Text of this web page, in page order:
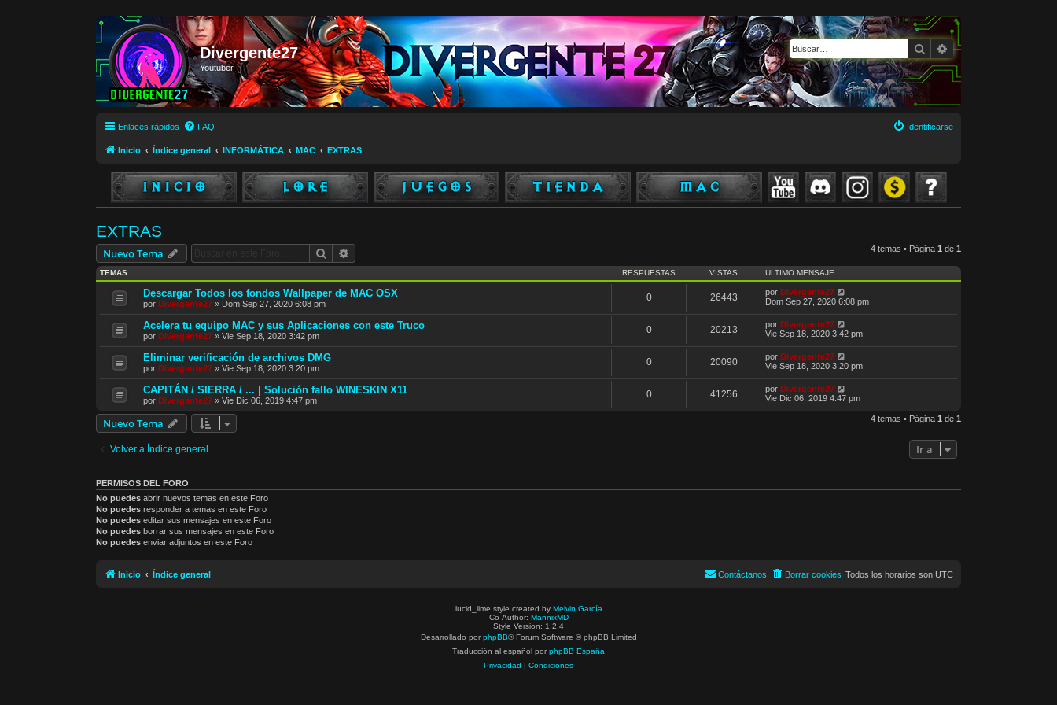
Divergente27
Youtuber
BuscarBúsqueda avanzada
Enlaces rápidos FAQ Identificarse
Inicio Índice general INFORMÁTICA MAC EXTRAS
EXTRAS
Nuevo Tema Buscar 4 temas • Página 1 de 1
TEMAS RESPUESTAS VISTAS ÚLTIMO MENSAJE
Descargar Todos los fondos Wallpaper de MAC OSX
por Divergente27 » Dom Sep 27, 2020 6:08 pm
0 26443 por Divergente27
Dom Sep 27, 2020 6:08 pm
Acelera tu equipo MAC y sus Aplicaciones con este Truco
por Divergente27 » Vie Sep 18, 2020 3:42 pm
0 20213 por Divergente27
Vie Sep 18, 2020 3:42 pm
Eliminar verificación de archivos DMG
por Divergente27 » Vie Sep 18, 2020 3:20 pm
0 20090 por Divergente27
Vie Sep 18, 2020 3:20 pm
CAPITÁN / SIERRA / ... | Solución fallo WINESKIN X11
por Divergente27 » Vie Dic 06, 2019 4:47 pm
0 41256 por Divergente27
Vie Dic 06, 2019 4:47 pm
Nuevo Tema 4 temas • Página 1 de 1
Volver a Índice general Ir a
PERMISOS DEL FORO
No puedes abrir nuevos temas en este Foro
No puedes responder a temas en este Foro
No puedes editar sus mensajes en este Foro
No puedes borrar sus mensajes en este Foro
No puedes enviar adjuntos en este Foro
Inicio Índice general Todos los horarios son UTC
Borrar cookies
Contáctanos
lucid_lime style created by Melvin García
Co-Author: MannixMD
Style Version: 1.2.4
Desarrollado por phpBB® Forum Software © phpBB Limited
Traducción al español por phpBB España
Privacidad
Condiciones